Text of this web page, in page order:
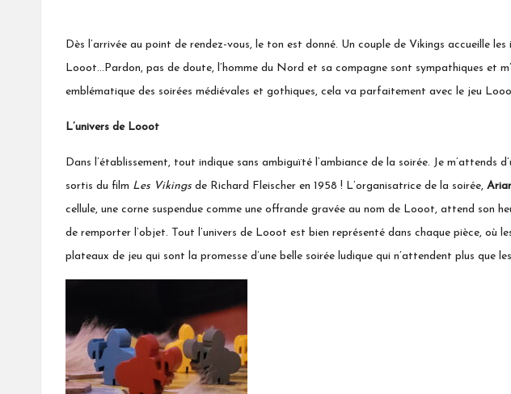
Dès l’arrivée au point de rendez-vous, le ton est donné. Un couple de Vikings accueille
Looot…Pardon, pas de doute, l’homme du Nord et sa compagne sont sympathiques et
emblématique des soirées médiévales et gothiques, cela va parfaitement avec le jeu
L’univers de Looot
Dans l’établissement, tout indique sans ambiguïté l’ambiance de la soirée. Je
sortis du film Les Vikings de Richard Fleischer en 1958 ! L’organisatrice de la soirée,
cellule, une corne suspendue comme une offrande gravée au nom de Looot, attend son
de remporter l’objet. Tout l’univers de Looot est bien représenté dans chaque pièce, où
plateaux de jeu qui sont la promesse d’une belle soirée ludique qui n’attendent plus que